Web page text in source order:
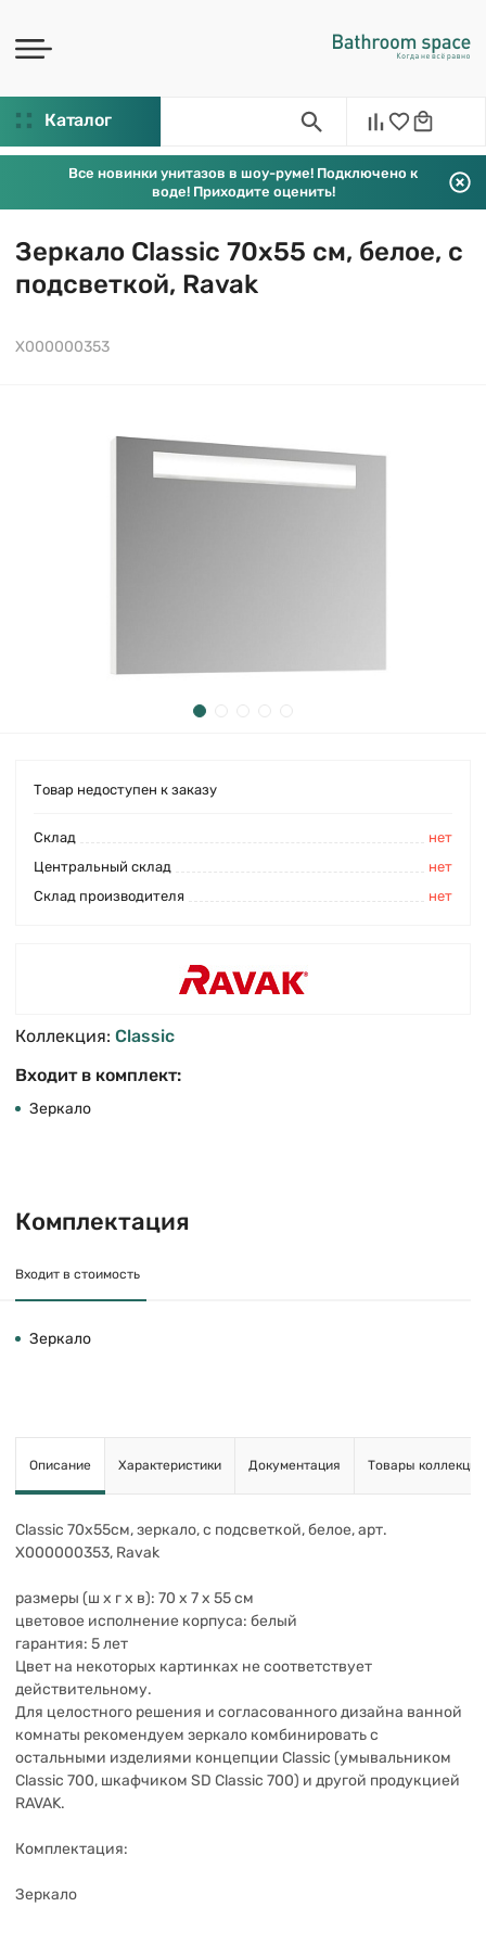
Каталог
Все новинки унитазов в шоу-руме! Подключено к
воде! Приходите оценить!
Зеркало Classic 70х55 см, белое, с
подсветкой, Ravak
X000000353
Товар недоступен к заказу
Cклад
нет
Центральный склад
нет
Склад производителя
нет
Коллекция: Classic
Входит в комплект:
Зеркало
Комплектация
Входит в стоимость
Зеркало
Описание Характеристики Документация Товары коллекции
Classic 70х55см, зеркало, с подсветкой, белое, арт.
X000000353, Ravak
размеры (ш x г x в): 70 x 7 x 55 см
цветовое исполнение корпуса: белый
гарантия: 5 лет
Цвет на некоторых картинках не соответствует
действительному.
Для целостного решения и согласованного дизайна ванной
комнаты рекомендуем зеркало комбинировать с
остальными изделиями концепции Classic (умывальником
Classic 700, шкафчиком SD Classic 700) и другой продукцией
RAVAK.
Комплектация:
Зеркало